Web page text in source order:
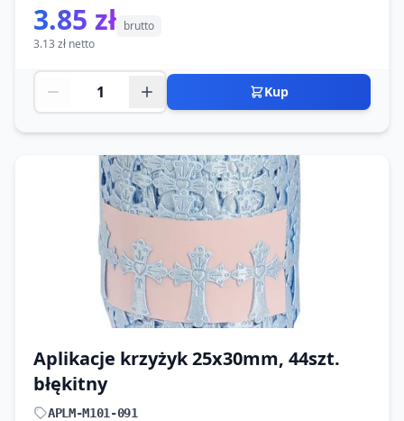
3.85 zł brutto
3.13 zł netto
Kup
Aplikacje krzyżyk 25x30mm, 44szt.
błękitny
APLM-M101-091